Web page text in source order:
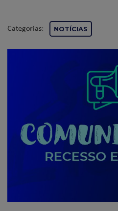
Categorias: NOTÍCIAS